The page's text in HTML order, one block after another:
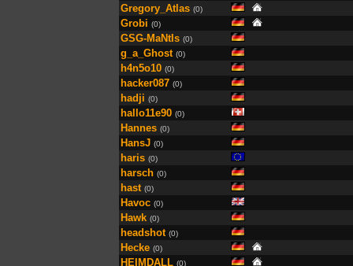
Gregory_Atlas (0)
Grobi (0)
GSG-MaNtIs (0)
g_a_Ghost (0)
h4n5o10 (0)
hacker087 (0)
hadji (0)
hallo11e90 (0)
Hannes (0)
HansJ (0)
haris (0)
harsch (0)
hast (0)
Havoc (0)
Hawk (0)
headshot (0)
Hecke (0)
HEIMDALL (0)